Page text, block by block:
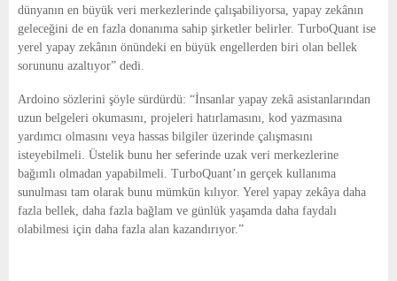
dünyanın en büyük veri merkezlerinde çalışabiliyorsa, yapay zekânın
geleceğini de en fazla donanıma sahip şirketler belirler. TurboQuant ise
yerel yapay zekânın önündeki en büyük engellerden biri olan bellek
sorununu azaltıyor” dedi.
Ardoino sözlerini şöyle sürdürdü: “İnsanlar yapay zekâ asistanlarından
uzun belgeleri okumasını, projeleri hatırlamasını, kod yazmasına
yardımcı olmasını veya hassas bilgiler üzerinde çalışmasını
isteyebilmeli. Üstelik bunu her seferinde uzak veri merkezlerine
bağımlı olmadan yapabilmeli. TurboQuant’ın gerçek kullanıma
sunulması tam olarak bunu mümkün kılıyor. Yerel yapay zekâya daha
fazla bellek, daha fazla bağlam ve günlük yaşamda daha faydalı
olabilmesi için daha fazla alan kazandırıyor.”